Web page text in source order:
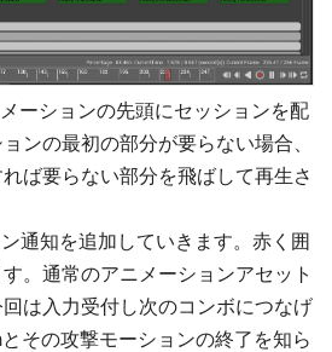
ーションの先頭にセッションを配
ンの最初の部分が要らない場合、
ば要らない部分を飛ばして再生さ
通知を追加していきます。赤く囲
。通常のアニメーションアセット
は入力受付し次のコンボにつなげ
その攻撃モーションの終了を知ら